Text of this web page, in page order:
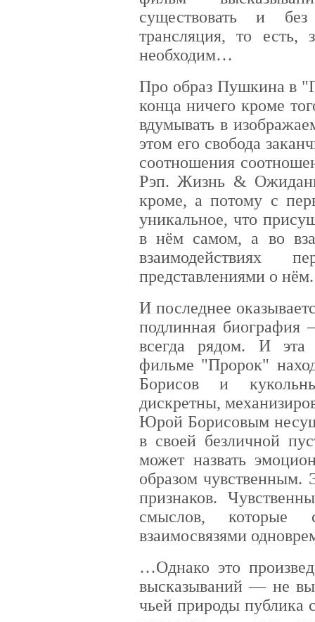
существовать и
трансляция, то есть,
необходим…
Про образ Пушкина в
конца ничего кроме
вдумывать в
этом его свобода
соотношения
Рэп. Жизнь &
кроме, а потому с
уникальное, что
в нём самом, а во
представлениями о нём.
И последнее
подлинная биография
всегда рядом. И эта
фильме "Пророк"
Борисов и
дискретны,
Юрой Борисовым
в своей безличной
может назвать
образом
признаков.
смыслов,
взаимосвязями
…Однако это
высказываний — не
чьей природы публика